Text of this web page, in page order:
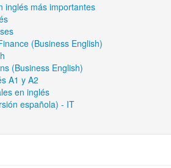
inglés más importantes
(Business English)
(Business English)
A1 y A2
en inglés
española) - IT